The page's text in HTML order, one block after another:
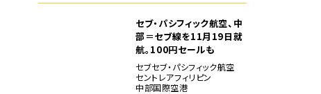
セブ・パシフィック航空、中
部＝セブ線を11月19日就
航。100円セールも
セブセブ・パシフィック航空
セントレアフィリピン
中部国際空港